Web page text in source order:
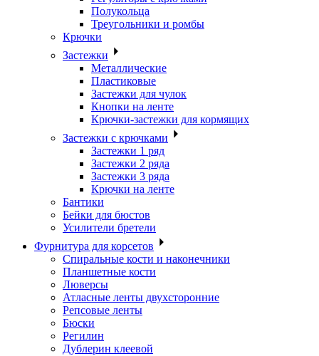
Полукольца
Треугольники и ромбы
Крючки
Застежки
Металлические
Пластиковые
Застежки для чулок
Кнопки на ленте
Крючки-застежки для кормящих
Застежки с крючками
Застежки 1 ряд
Застежки 2 ряда
Застежки 3 ряда
Крючки на ленте
Бантики
Бейки для бюстов
Усилители бретели
Фурнитура для корсетов
Спиральные кости и наконечники
Планшетные кости
Люверсы
Атласные ленты двухсторонние
Репсовые ленты
Бюски
Регилин
Дублерин клеевой